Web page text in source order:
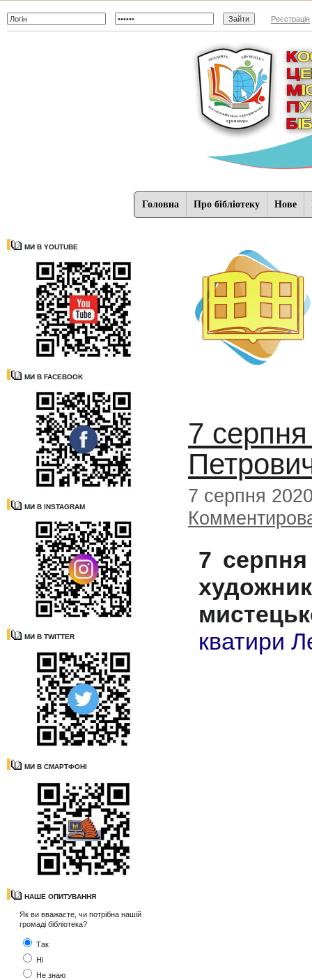
Реєстрація
Головна Про бібліотеку Нове
МИ В YOUTUBE
МИ В FACEBOOK
МИ В INSTAGRAM
МИ В TWITTER
МИ В СМАРТФОНІ
НАШЕ ОПИТУВАННЯ
Як ви вважаєте, чи потрібна нашій
громаді бібліотека?
Так
Ні
Не знаю
7
7 серпня
7
кватири